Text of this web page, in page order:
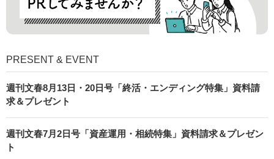
PRESENT & EVENT
週刊文春8月13日・20日号「終活・エンディング特集」資料請
求＆プレゼント
週刊文春7月2日号「資産運用・相続特集」資料請求＆プレゼン
ト